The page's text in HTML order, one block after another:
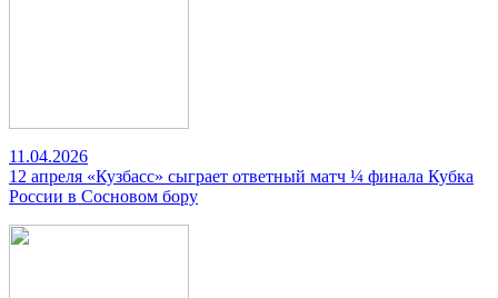
11.04.2026
12 апреля «Кузбасс» сыграет ответный матч ¼ финала Кубка
России в Сосновом бору